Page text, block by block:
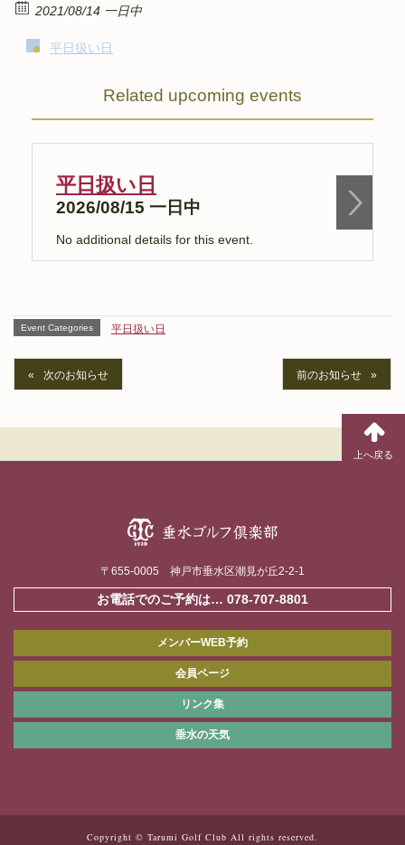
2021/08/14 一日中
平日扱い日
Related upcoming events
平日扱い日
2026/08/15 一日中
No additional details for this event.
Event Categories 平日扱い日
次のお知らせ 前のお知らせ
〒655-0005 神戸市垂水区潮見が丘2-2-1
お電話でのご予約は… 078-707-8801
メンバーWEB予約
会員ページ
リンク集
垂水の天気
Copyright © Tarumi Golf Club All rights reserved.